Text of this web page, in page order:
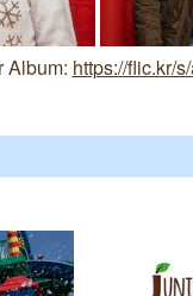
Album: https://flic.kr/